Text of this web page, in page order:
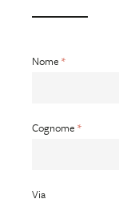
Nome
Cognome
Via